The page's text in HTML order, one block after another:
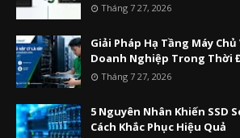
Tháng 7 27, 2026
Giải Pháp Hạ Tầng Máy
Doanh Nghiệp Trong Thời
Tháng 7 27, 2026
5 Nguyên Nhân Khiến SSD
Cách Khắc Phục Hiệu Quả